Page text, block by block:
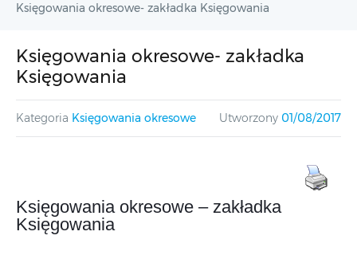
Księgowania okresowe- zakładka Księgowania
Księgowania okresowe- zakładka
Księgowania
Kategoria Księgowania okresowe Utworzony 01/08/2017
Księgowania okresowe – zakładka
Księgowania